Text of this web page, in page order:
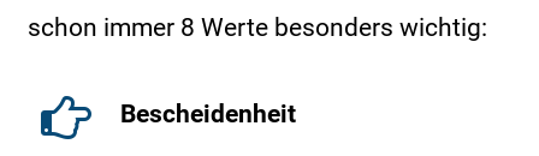
schon immer 8 Werte besonders wichtig:
Bescheidenheit